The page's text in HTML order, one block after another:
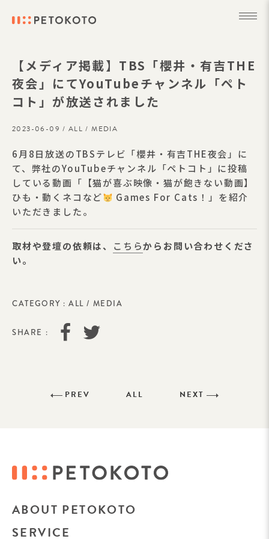
【メディア掲載】TBS「櫻井・有吉THE
夜会」にてYouTubeチャンネル「ペト
コト」が放送されました
2023-06-09 / ALL /MEDIA
6月8日放送のTBSテレビ「櫻井・有吉THE夜会」に
て、弊社のYouTubeチャンネル「ペトコト」に投稿
している動画「【猫が喜ぶ映像・猫が飽きない動画】
ひも・動くネコなど
Games For Cats！」を紹介
いただきました。
取材や登壇の依頼は、 こちらからお問い合わせくださ
い。
CATEGORY : ALL / MEDIA
SHARE :
PREV ALL NEXT
ABOUT PETOKOTO
SERVICE